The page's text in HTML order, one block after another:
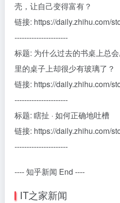
壳，让自己变得富有？
链接: https://daily.zhihu.com/
----------------------
标题: 为什么过去的书桌上总
里的桌子上却很少有玻璃了？
链接: https://daily.zhihu.com/
----------------------
标题: 瞎扯 · 如何正确地吐槽
链接: https://daily.zhihu.com/
----------------------
---- 知乎新闻 End ----
IT之家新闻